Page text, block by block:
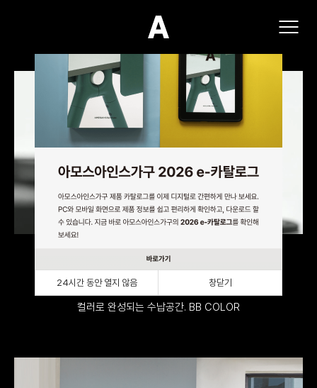
(주)아모스아인스가구
컬러로 완성되는 수납공간. BB COLOR
24시간 동안 열지 않음 창닫기